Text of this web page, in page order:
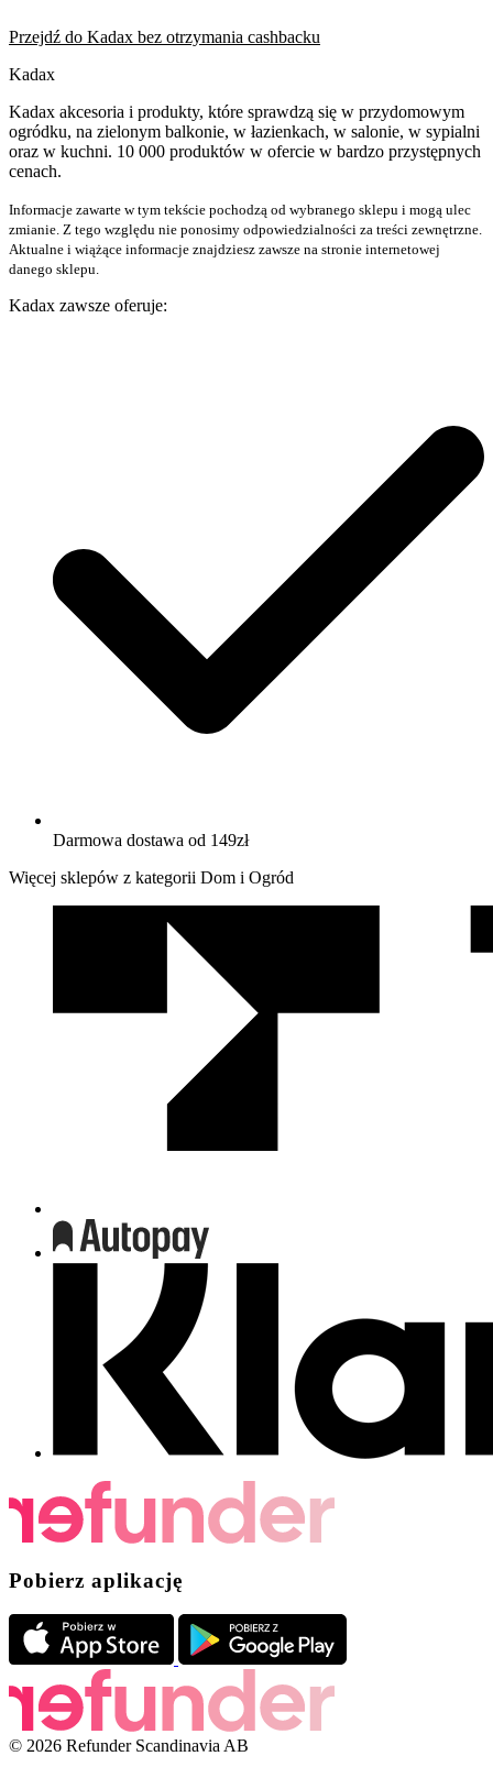
Przejdź do Kadax bez otrzymania cashbacku
Kadax
Kadax akcesoria i produkty, które sprawdzą się w przydomowym
ogródku, na zielonym balkonie, w łazienkach, w salonie, w sypialni
oraz w kuchni. 10 000 produktów w ofercie w bardzo przystępnych
cenach.
Informacje zawarte w tym tekście pochodzą od wybranego sklepu i mogą ulec
zmianie. Z tego względu nie ponosimy odpowiedzialności za treści zewnętrzne.
Aktualne i wiążące informacje znajdziesz zawsze na stronie internetowej
danego sklepu.
Kadax zawsze oferuje:
Darmowa dostawa od 149zł
Więcej sklepów z kategorii Dom i Ogród
Pobierz aplikację
© 2026 Refunder Scandinavia AB